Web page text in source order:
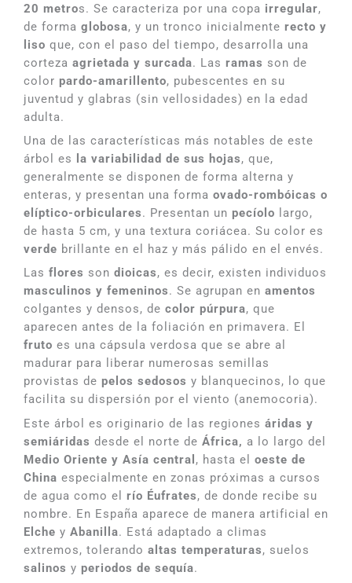
20 metros. Se caracteriza por una copa irregular,
de forma globosa, y un tronco inicialmente recto y
liso que, con el paso del tiempo, desarrolla una
corteza agrietada y surcada. Las ramas son de
color pardo-amarillento, pubescentes en su
juventud y glabras (sin vellosidades) en la edad
adulta.
Una de las características más notables de este
árbol es
la variabilidad de sus hojas, que,
generalmente se disponen de forma alterna y
enteras, y presentan una forma ovado-rombóicas o
elíptico-orbiculares. Presentan un pecíolo largo,
de hasta 5 cm, y una textura coriácea. Su color es
verde brillante en el haz y más pálido en el envés.
Las flores son dioicas, es decir, existen individuos
masculinos y femeninos. Se agrupan en amentos
colgantes y densos, de color púrpura, que
aparecen antes de la foliación en primavera. El
fruto es una cápsula verdosa que se abre al
madurar para liberar numerosas semillas
provistas de pelos sedosos y blanquecinos, lo que
facilita su dispersión por el viento (anemocoria).
Este árbol es originario de las regiones áridas y
semiáridas desde el norte de África, a lo largo del
Medio Oriente y Asía central , hasta el
oeste de
China especialmente en zonas próximas a cursos
de agua como el río Éufrates, de donde recibe su
nombre. En España aparece de manera artificial en
Elche y Abanilla. Está adaptado a climas
extremos, tolerando altas temperaturas, suelos
salinos y periodos de sequía.